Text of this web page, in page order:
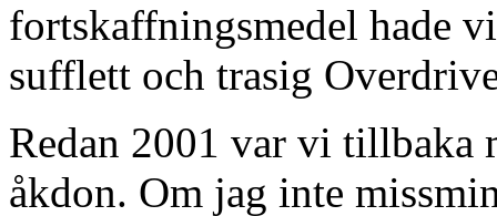
fortskaffningsmedel hade
sufflett och trasig
Redan 2001 var vi tillbaka
åkdon. Om jag inte